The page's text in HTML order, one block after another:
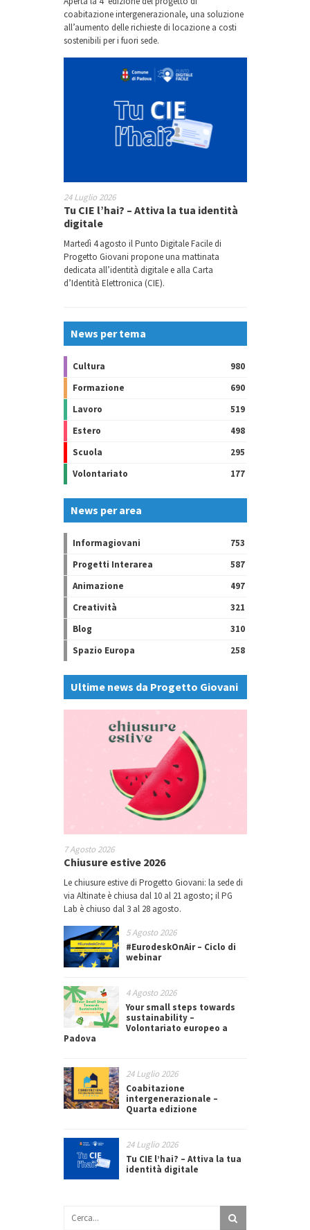
coabitazione intergenerazionale, una soluzione
all’aumento delle richieste di locazione a costi
sostenibili per i fuori sede.
24 Luglio 2026
Tu CIE l’hai? – Attiva la tua identità
digitale
Martedì 4 agosto il Punto Digitale Facile di
Progetto Giovani propone una mattinata
dedicata all’identità digitale e alla Carta
d’Identità Elettronica (CIE).
News per tema
Cultura
980
Formazione
690
Lavoro
519
Estero
498
Scuola
295
Volontariato
177
News per area
Informagiovani
753
Progetti Interarea
587
Animazione
497
Creatività
321
Blog
310
Spazio Europa
258
Ultime news da Progetto Giovani
7 Agosto 2026
Chiusure estive 2026
Le chiusure estive di Progetto Giovani: la sede di
via Altinate è chiusa dal 10 al 21 agosto; il PG
Lab è chiuso dal 3 al 28 agosto.
5 Agosto 2026
#EurodeskOnAir – Ciclo di
webinar
4 Agosto 2026
Your small steps towards
sustainability –
Volontariato europeo a
Padova
24 Luglio 2026
Coabitazione
intergenerazionale –
Quarta edizione
24 Luglio 2026
Tu CIE l’hai? – Attiva la tua
identità digitale